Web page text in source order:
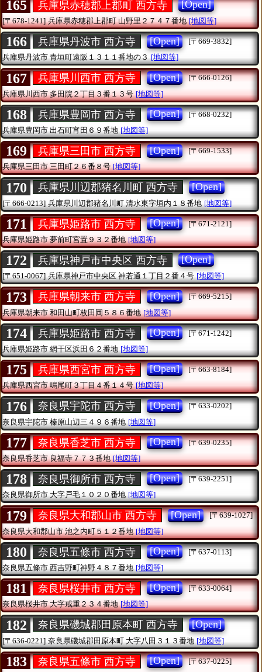
165 兵庫県赤穂郡上郡町 西方寺 [Open]
[〒678-1241] 兵庫県赤穂郡上郡町山野里２７４７番地 [地図等]
166 兵庫県丹波市 西方寺 [Open]
[〒669-3832]
兵庫県丹波市青垣町遠阪１３１１番地の３ [地図等]
167 兵庫県川西市 西方寺 [Open]
[〒666-0126]
兵庫県川西市多田院２丁目３番１３号 [地図等]
168 兵庫県豊岡市 西方寺 [Open]
[〒668-0232]
兵庫県豊岡市出石町宵田６９番地 [地図等]
169 兵庫県三田市 西方寺 [Open]
[〒669-1533]
兵庫県三田市三田町２６番８号 [地図等]
170 兵庫県川辺郡猪名川町 西方寺 [Open]
[〒666-0213] 兵庫県川辺郡猪名川町 清水東字垣内１８番地 [地図等]
171 兵庫県姫路市 西方寺 [Open]
[〒671-2121]
兵庫県姫路市夢前町宮置９３２番地 [地図等]
172 兵庫県神戸市中央区 西方寺 [Open]
[〒651-0067] 兵庫県神戸市中央区神若通１丁目２番４号 [地図等]
173 兵庫県朝来市 西方寺 [Open]
[〒669-5215]
兵庫県朝来市和田山町枚田岡５８６番地 [地図等]
174 兵庫県姫路市 西方寺 [Open]
[〒671-1242]
兵庫県姫路市網干区浜田６２番地 [地図等]
175 兵庫県西宮市 西方寺 [Open]
[〒663-8184]
兵庫県西宮市鳴尾町３丁目４番１４号 [地図等]
176 奈良県宇陀市 西方寺 [Open]
[〒633-0202]
奈良県宇陀市 榛原山辺三４９６番地 [地図等]
177 奈良県香芝市 西方寺 [Open]
[〒639-0235]
奈良県香芝市良福寺７７３番地 [地図等]
178 奈良県御所市 西方寺 [Open]
[〒639-2251]
奈良県御所市大字戸毛１０２０番地 [地図等]
179 奈良県大和郡山市 西方寺 [Open]
[〒639-1027]
奈良県大和郡山市池之内町５１２番地 [地図等]
180 奈良県五條市 西方寺 [Open]
[〒637-0113]
奈良県五條市西吉野町神野４８７番地 [地図等]
181 奈良県桜井市 西方寺 [Open]
[〒633-0064]
奈良県桜井市大字戒重２３４番地 [地図等]
182 奈良県磯城郡田原本町 西方寺 [Open]
[〒636-0221] 奈良県磯城郡田原本町 大字八田３１３番地 [地図等]
183 奈良県五條市 西方寺 [Open]
[〒637-0225]